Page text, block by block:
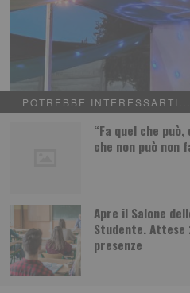
POTREBBE INTERESSARTI...
“Fa quel che può,
che non può non
Apre il Salone
Studente. Attese
presenze
Madonna di Urkupiña: Feste e
La Comunità Boliviana di Torino e il
a Torino le Feste commemorative